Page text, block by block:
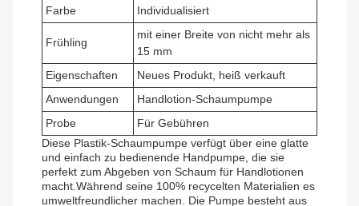
Farbe
Individualisiert
Frühling
mit einer Breite von nicht mehr als
15 mm
Eigenschaften
Neues Produkt, heiß verkauft
Anwendungen
Handlotion-Schaumpumpe
Probe
Für Gebühren
Diese Plastik-Schaumpumpe verfügt über eine glatte
und einfach zu bedienende Handpumpe, die sie
perfekt zum Abgeben von Schaum für Handlotionen
macht.Während seine 100% recycelten Materialien es
umweltfreundlicher machen. Die Pumpe besteht aus